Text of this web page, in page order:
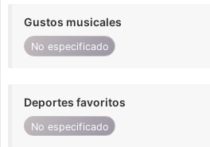
Gustos musicales
No especificado
Deportes favoritos
No especificado